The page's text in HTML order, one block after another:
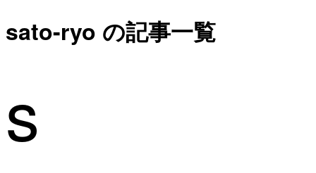
sato-ryo の記事一覧
s